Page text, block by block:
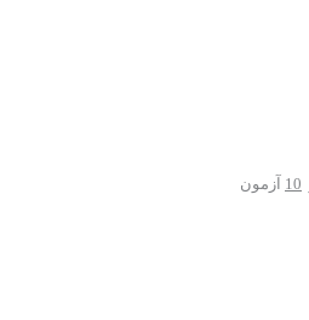
10 آزمون